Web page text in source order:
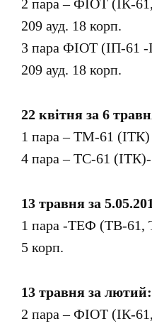
2 пара – ФІОТ (ІК-
209 ауд. 18 корп.
3 пара ФІОТ (ІП-61 -
209 ауд. 18 корп.
22 квітня за 6
1 пара – ТМ-61 (ІТК)
4 пара – ТС-61 (ІТК)-
13 травня за
1 пара -ТЕФ (ТВ-61,
5 корп.
13 травня за лютий:
2 пара – ФІОТ (ІК-